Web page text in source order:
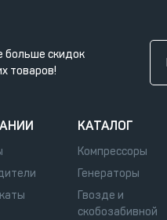
больше скидок
товаров!
КАТАЛОГ
Компрессоры
Генераторы
Гвозде и
скобозабивной